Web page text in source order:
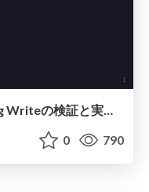
ReproでのicebergのStreaming Writeの検証と実運用にむけた取り組み
0 790